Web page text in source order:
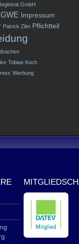
GmbH
GWE
Impressum
Patrick Zilm Pflichtteil
Tobias Koch
Werbung